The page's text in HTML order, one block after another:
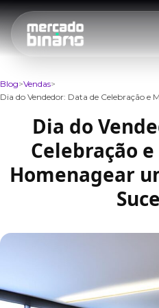
Blog Vendas
Dia do
Celebração
Homenagear